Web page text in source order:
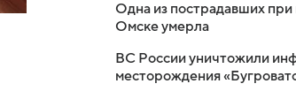
Одна из пострадавших при
Омске умерла
ВС России уничтожили
месторождения